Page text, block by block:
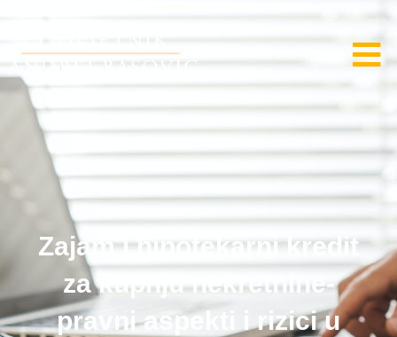
Zajam i hipotekarni kredit
za kupnju nekretnine-
pravni aspekti i rizici u